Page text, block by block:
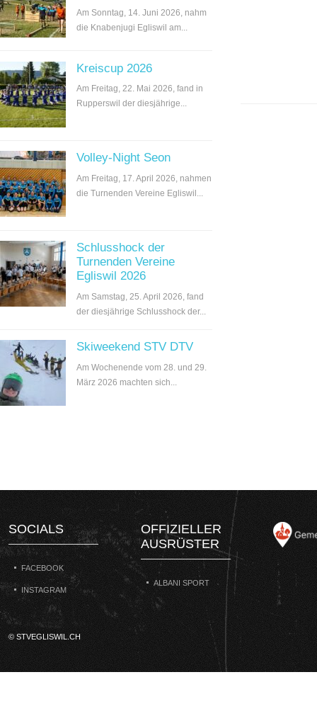
Am Sonntag, 14. Juni 2026, nahm
die Knabenjugi Egliswil am...
Kreiscup 2026
Am Freitag, 22. Mai 2026, fand in
Rupperswil der diesjährige...
Volley-Night Seon
Am Freitag, 17. April 2026, nahmen
die Turnenden Vereine Egliswil...
Schlusshock der
Turnenden Vereine
Egliswil 2026
Am Samstag, 25. April 2026, fand
der diesjährige Schlusshock der...
Skiweekend STV DTV
Am Wochenende vom 28. und 29.
März 2026 machten sich...
SOCIALS
FACEBOOK
INSTAGRAM
OFFIZIELLER
AUSRÜSTER
ALBANI SPORT
© STVEGLISWIL.CH